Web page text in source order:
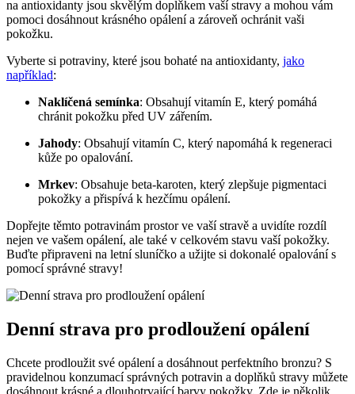
‍na antioxidanty jsou⁢ skvělým doplňkem vaší stravy ⁢a​ mohou vám
‌pomoci ‍dosáhnout⁣ krásného ​opálení ‍a zároveň ochránit vaši
pokožku.
Vyberte si potraviny, které⁣ jsou bohaté ⁣na antioxidanty, ⁢ jako
například:
Naklíčená semínka: ​Obsahují ​vitamín ⁣E, který pomáhá ​
chránit pokožku před UV zářením.
Jahody: Obsahují vitamín ‌C, který napomáhá k regeneraci
kůže po opalování.
Mrkev: Obsahuje beta-karoten, který zlepšuje pigmentaci
pokožky a přispívá k hezčímu ⁢opálení.
Dopřejte ‍těmto potravinám prostor ve vaší stravě a uvidíte rozdíl
nejen ve vašem opálení, ale také v celkovém stavu​ vaší pokožky.
Buďte připraveni ​na letní sluníčko a užijte si dokonalé opalování s
pomocí správné stravy!
Denní strava pro prodloužení⁣ opálení
Chcete prodloužit ‍své opálení a dosáhnout​ perfektního bronzu? S
pravidelnou konzumací ‍správných potravin a doplňků stravy ⁤můžete